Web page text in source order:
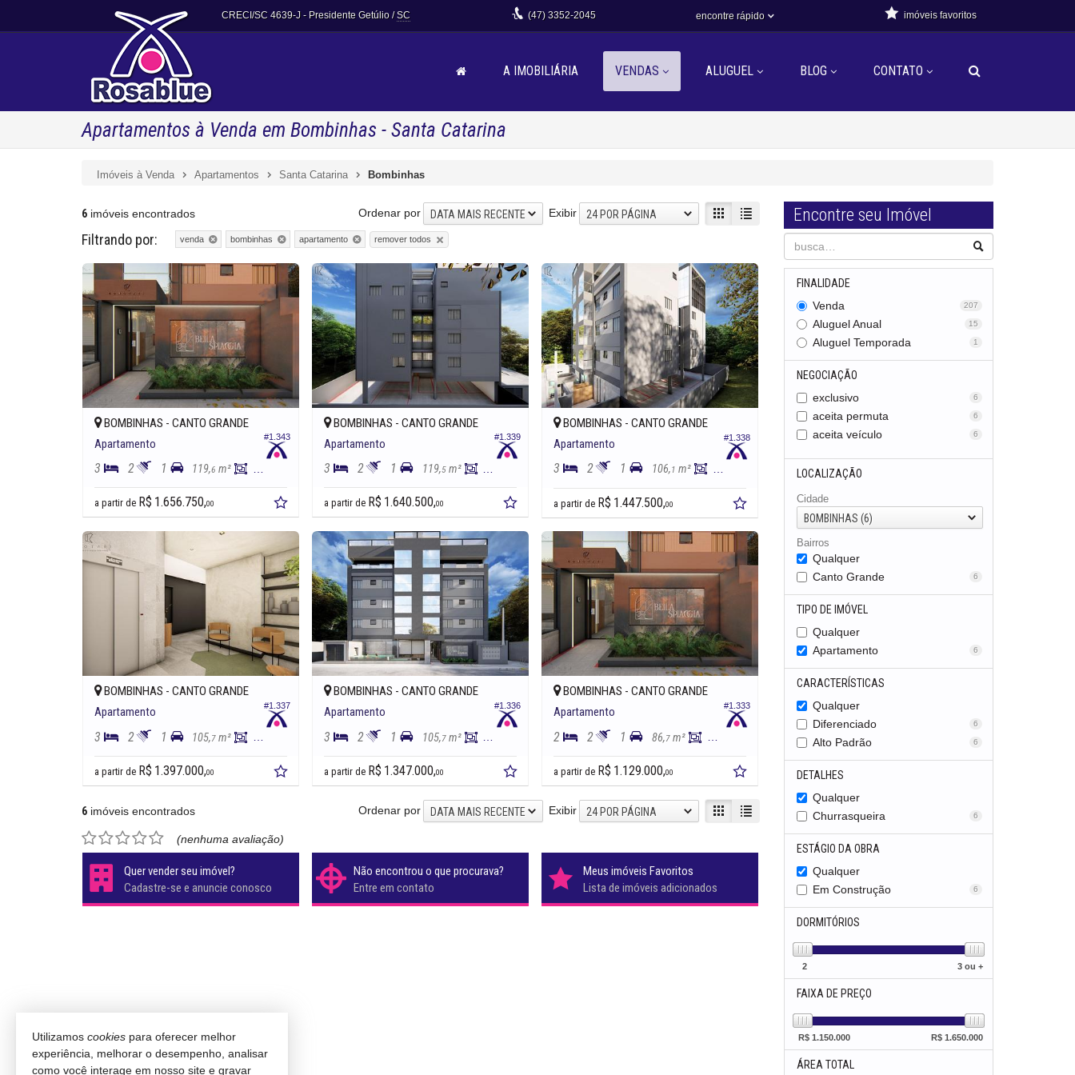
CRECI/SC 4639-J - Presidente Getúlio /SC (47) 3352-2045 encontre rápido imóveis favoritos
A IMOBILIÁRIA VENDAS ALUGUEL BLOG CONTATO
Apartamentos à Venda em Bombinhas - Santa Catarina
Imóveis à Venda Apartamentos Santa Catarina Bombinhas
6 imóveis encontrados Exibir 24 POR PÁGINA
Ordenar por DATA MAIS RECENTE
Filtrando por: venda bombinhas apartamento remover todos
#1.343
BOMBINHAS - CANTO GRANDE
Apartamento
3 2 1 119,6 m² 100,
a partir de R$ 1.656.750,00
#1.339
BOMBINHAS -CANTO GRANDE
Apartamento
3 2 1 119,5m² 100,
a partir de R$ 1.640.500,00
#1.338
BOMBINHAS -CANTO GRANDE
Apartamento
3 2 1 106,1 m² 87,
a partir de R$ 1.447.500,00
#1.337
BOMBINHAS - CANTO GRANDE
Apartamento
3 2 1 105,7 m² 86,
a partir de R$ 1.397.000,00
#1.336
BOMBINHAS -CANTO GRANDE
Apartamento
3 2 1 105,7m² 86,
a partir de R$ 1.347.000,00
#1.333
BOMBINHAS -CANTO GRANDE
Apartamento
2 2 1 86,7m² 67,
a partir de R$ 1.129.000,00
6 imóveis encontrados Exibir 24 POR PÁGINA
Ordenar por DATA MAIS RECENTE
(nenhuma avaliação)
Quer vender seu imóvel?
Cadastre-se e anuncie conosco
Não encontrou o que procurava?
Entre em contato
Meus imóveis Favoritos
Lista de imóveis adicionados
Encontre seu Imóvel
FINALIDADE
Venda
207
Aluguel Anual 15
Aluguel Temporada 1
NEGOCIAÇÃO
exclusivo
6
aceita permuta 6
aceita veículo 6
LOCALIZAÇÃO
Cidade
BOMBINHAS (6)
Bairros
Qualquer
Canto Grande
6
TIPO DE IMÓVEL
Qualquer
Apartamento
6
CARACTERÍSTICAS
Qualquer
Diferenciado
6
Alto Padrão 6
DETALHES
Qualquer
Churrasqueira
6
ESTÁGIO DA OBRA
Qualquer
Em Construção
6
DORMITÓRIOS
2 3 ou +
FAIXA DE PREÇO
R$ 1.150.000 R$1.650.000
ÁREA TOTAL
Utilizamos cookies para oferecer melhor
experiência, melhorar o desempenho, analisar
como você interage em nosso site e gravar